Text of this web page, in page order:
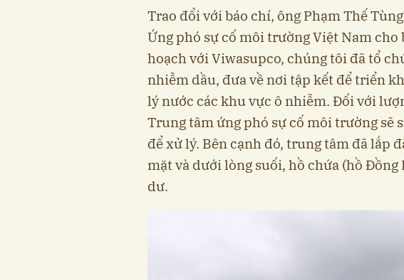
Trao đổi với báo chí, ông Phạm Thế
Ứng phó sự cố môi trường Việt Nam cho
hoạch với Viwasupco, chúng tôi đã tổ
nhiễm dầu, đưa về nơi tập kết để triển
lý nước các khu vực ô nhiễm. Đối với
Trung tâm ứng phó sự cố môi trường sẽ
để xử lý. Bên cạnh đó, trung tâm đã lắp
mặt và dưới lòng suối, hồ chứa (hồ
dư.